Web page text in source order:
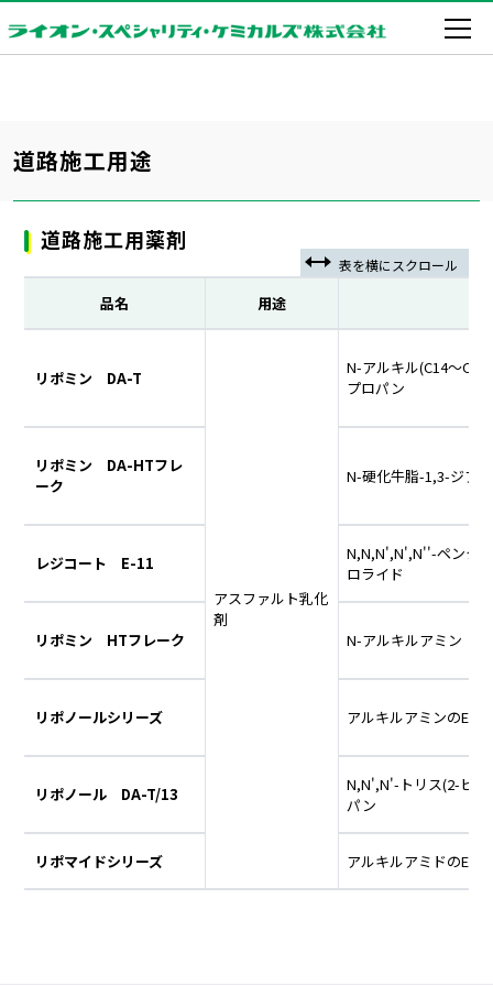
道路施工用途
道路施工用薬剤
品名 用途
リポミン DA-T
アスファルト乳化
剤
N-アルキル(C14～
プロパン
リポミン DA-HTフレ
ーク
N-硬化牛脂-1,3-ジア
レジコート E-11
N,N,N',N',N''-ペンタ
ロライド
リポミン HTフレーク N-アルキルアミン
リポノールシリーズ アルキルアミンのEO
リポノール DA-T/13
N,N',N'-トリス(2-ヒド
パン
リポマイドシリーズ アルキルアミドのEO